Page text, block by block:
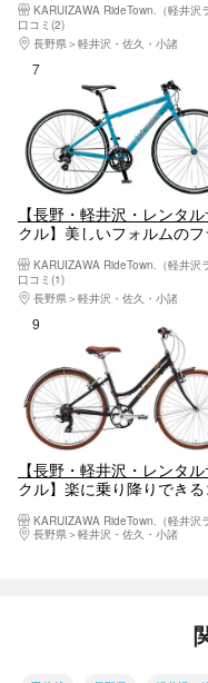
た本格クロスバイク（
口コミ(2)
長野県
軽井沢・佐久・小諸
【長野・軽井沢・レンタ
クル】美しいフォルムのフ
口コミ(1)
長野県
軽井沢・佐久・小諸
【長野・軽井沢・レンタ
クル】楽に乗り降りできる
（CITYROAM8.0）
長野県
軽井沢・佐久・小諸